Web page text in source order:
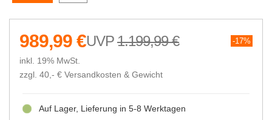
1.199,99 € 17%
989,99 €
inkl. 19% MwSt.
zzgl. 40,- € Versandkosten & Gewicht
Auf Lager, Lieferung in 5-8 Werktagen